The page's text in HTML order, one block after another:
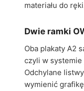
materiału do
Dwie ramki
Oba plakaty A2
czyli w systemie
Odchylane
wymienić